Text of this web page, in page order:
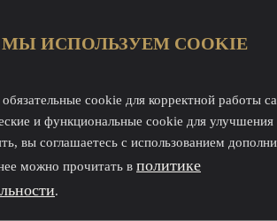
МЫ ИСПОЛЬЗУЕМ COOKIE
cookie для корректной работы
и функциональные cookie для улучшения
вы соглашаетесь с использованием
можно прочитать в политике
.